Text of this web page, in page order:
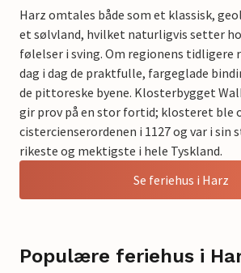
Harz omtales både som et klassisk,
et sølvland, hvilket naturligvis setter
følelser i sving. Om regionens tidligere
dag i dag de praktfulle, fargeglade
de pittoreske byene. Klosterbygget
gir prov på en stor fortid; klosteret ble
cistercienserordenen i 1127 og var i sin
rikeste og mektigste i hele Tyskland.
Se feriehus i Harz
Populære feriehus i